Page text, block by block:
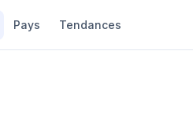
Pays Tendances